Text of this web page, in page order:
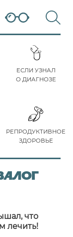
ЕСЛИ УЗНАЛ
О ДИАГНОЗЕ
РЕПРОДУКТИВНОЕ
ЗДОРОВЬЕ
что
лечить!